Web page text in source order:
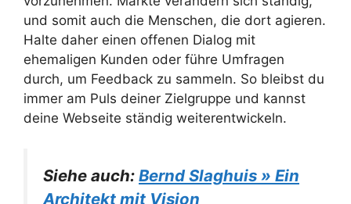
und somit auch die Menschen, die dort agieren.
Halte daher einen offenen Dialog mit
ehemaligen Kunden oder führe Umfragen
durch, um Feedback zu sammeln. So bleibst du
immer am Puls deiner Zielgruppe und kannst
deine Webseite ständig weiterentwickeln.
Siehe auch: Bernd Slaghuis » Ein
Architekt mit Vision